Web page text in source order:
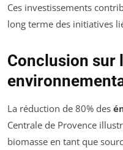
Ces investissements
long terme des initiatives
Conclusion sur
La réduction de 80% des
Centrale de Provence
biomasse en tant que